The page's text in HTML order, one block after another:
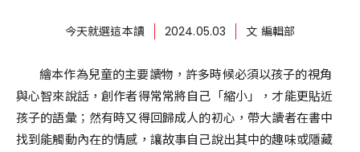
今天就選這本讀 2024.05.03 文 編輯部
繪本作為兒童的主要讀物，許多時候必須以孩子的視角
與心智來說話，創作者得常常將自己「縮小」，才能更貼近
孩子的語彙；然有時又得回歸成人的初心，帶大讀者在書中
找到能觸動內在的情感，讓故事自己說出其中的趣味或隱藏